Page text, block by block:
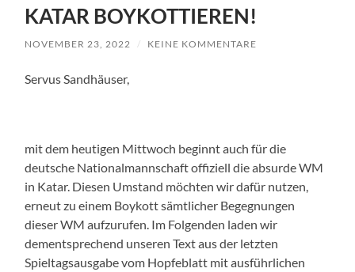
KATAR BOYKOTTIEREN!
NOVEMBER 23, 2022 / KEINE KOMMENTARE
Servus Sandhäuser,
mit dem heutigen Mittwoch beginnt auch für die
deutsche Nationalmannschaft offiziell die absurde WM
in Katar. Diesen Umstand möchten wir dafür nutzen,
erneut zu einem Boykott sämtlicher Begegnungen
dieser WM aufzurufen. Im Folgenden laden wir
dementsprechend unseren Text aus der letzten
Spieltagsausgabe vom Hopfeblatt mit ausführlichen